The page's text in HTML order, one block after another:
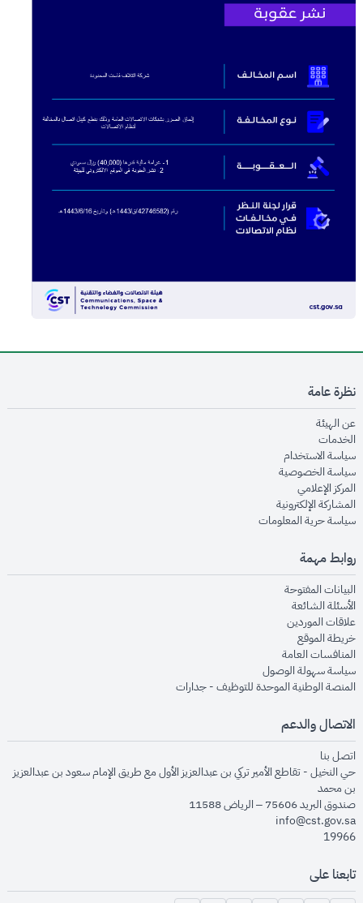
نظرة عامة
عن الهيئةopens in new window
الخدماتopens in new window
سياسة الاستخدام
سياسة الخصوصيةopens in new window
المركز الإعلاميopens in new window
المشاركة الإلكترونيةopens in new window
سياسة حرية المعلوماتopens in new window
روابط مهمة
البيانات المفتوحةopens in new window
الأسئلة الشائعةopens in new window
علاقات الموردينopens in new window
خريطة الموقعopens in new window
المنافسات العامةopens in new window
سياسة سهولة الوصولopens in new window
المنصة الوطنية الموحدة للتوظيف - جداراتopens in new window
الاتصال والدعم
اتصل بنا
حي النخيل - تقاطع الأمير تركي بن عبدالعزيز الأول مع طريق الإمام سعود بن عبدالعزيز
بن محمد
صندوق البريد 75606 – الرياض 11588
info@cst.gov.sa
19966
تابعنا على